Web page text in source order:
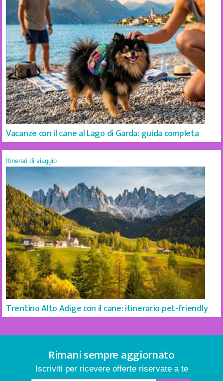
Vacanze con il cane al Lago di Garda: guida completa
Itinerari di viaggio
Trentino Alto Adige con il cane: itinerario pet-friendly
Rimani sempre aggiornato
Iscriviti per ricevere offerte riservate a te